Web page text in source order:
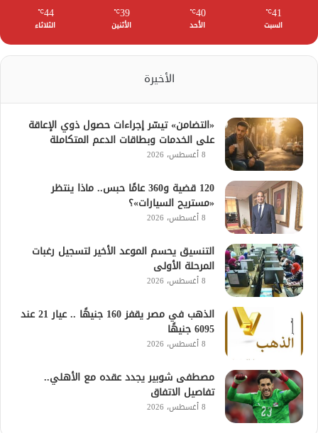
41
℃
السبت
40
℃
الأحد
39
℃
الأثنين
44
℃
الثلاثاء
الأخيرة
«التضامن» تيسّر إجراءات حصول ذوي الإعاقة
على الخدمات وبطاقات الدعم المتكاملة
8 أغسطس، 2026
120 قضية و360 عامًا حبس.. ماذا ينتظر
«مستريح السيارات»؟
8 أغسطس، 2026
التنسيق يحسم الموعد الأخير لتسجيل رغبات
المرحلة الأولى
8 أغسطس، 2026
الذهب في مصر يقفز 160 جنيهًا .. عيار 21 عند
6095 جنيهًا
8 أغسطس، 2026
مصطفى شوبير يجدد عقده مع الأهلي..
تفاصيل الاتفاق
8 أغسطس، 2026